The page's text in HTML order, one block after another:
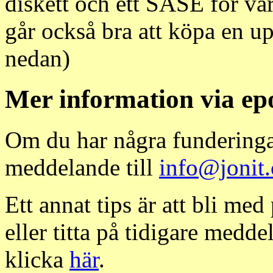
går också bra att köpa en
nedan)
Mer information via
Om du har några
meddelande till
Ett annat tips är att bli
eller titta på tidigare
klicka här.